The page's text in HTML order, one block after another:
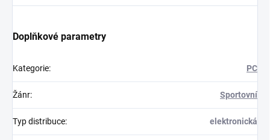
Doplňkové parametry
Kategorie: PC
Žánr: Sportovní
Typ distribuce: elektronická